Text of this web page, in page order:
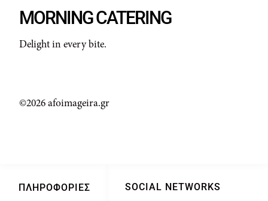
SOCIAL NETWORKS
ΠΛΗΡΟΦΟΡΊΕΣ
MORNING CATERING
Delight in every bite.
©2026 afoimageira.gr